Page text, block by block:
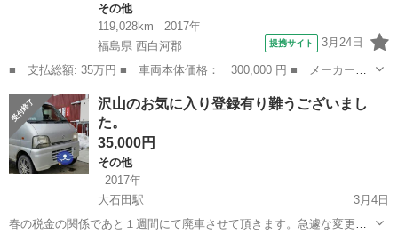
その他
119,028km
2017年
福島県 西白河郡
提携サイト 3月24日
■ 支払総額: 35万円 ■ 車両本体価格： 300,000 円 ■ メーカー
名： マツダ ■ 車種名： フレア ■ グレード名： ハイブリッド
ＸＧ ＥＴＣ レーンアシスト 衝突被害軽減システム スマートキ
ー アイドリング...
福島 西白河郡 その他
沢山のお気に入り登録有り難うございまし
た。
35,000円
その他
2017年
大石田駅
3月4日
春の税金の関係であと１週間にて廃車させて頂きます。急遽な変更で